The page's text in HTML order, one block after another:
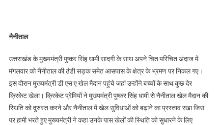
नैनीताल
उत्तराखंड के मुख्यमंत्री पुष्कर सिंह धामी सादगी के साथ अपने चित परिचित अंदाज में
मंगलवार को नैनीताल की ठंडी सड़क समेत आसपास के क्षेत्र के भ्रमण पर निकल गए।
इस दौरान मुख्यमंत्री डी एस ए खेल मैदान पहुंचे जहां उन्होंने बच्चों के साथ कुछ देर
क्रिकेट खेला। क्रिकेट प्रेमियों ने मुख्यमंत्री पुष्कर सिंह धामी से नैनीताल खेल मैदान की
स्थिति को दुरुस्त करने और नैनीताल में खेल सुविधाओं को बढ़ाने का प्रस्ताव रखा जिस
पर हामी भरते हुए मुख्यमंत्री ने कहा उनके पास खेलों की स्थिति को सुधारने के लिए